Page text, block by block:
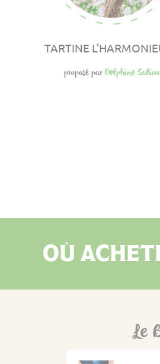
TARTINE
proposé par Delphine Saliou
OÙ
Le